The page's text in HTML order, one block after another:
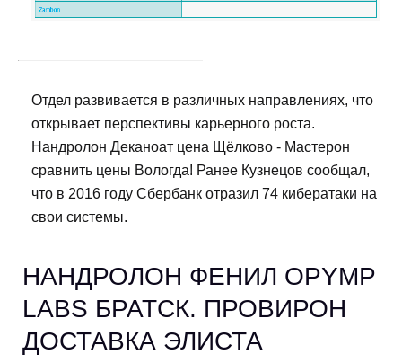
Отдел развивается в различных направлениях, что
открывает перспективы карьерного роста.
Нандролон Деканоат цена Щёлково - Мастерон
сравнить цены Вологда! Ранее Кузнецов сообщал,
что в 2016 году Сбербанк отразил 74 кибератаки на
свои системы.
НАНДРОЛОН ФЕНИЛ OPYMP
LABS БРАТСК. ПРОВИРОН
ДОСТАВКА ЭЛИСТА